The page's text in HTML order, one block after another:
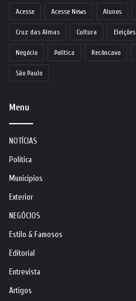
Acesse Acesse News Alunos
Cruz das Almas Cultura Eleições
Negócio Política Recôncavo
São Paulo
Menu
NOTÍCIAS
Política
Municípios
Exterior
NEGÓCIOS
Estilo & Famosos
Editorial
Entrevista
Artigos